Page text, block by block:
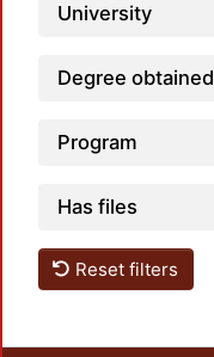
University
Degree obtained
Program
Has files
Reset filters